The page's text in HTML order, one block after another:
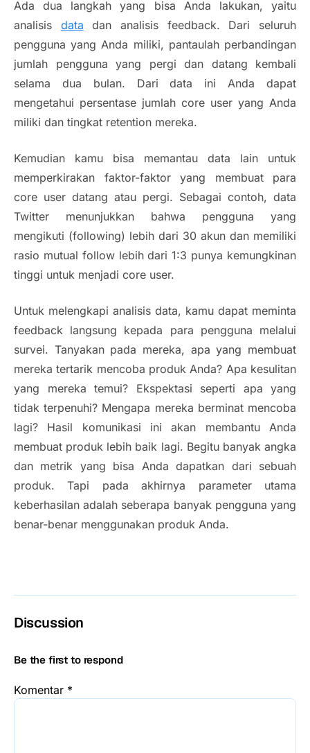
Ada dua langkah yang bisa Anda lakukan, yaitu
analisis data dan analisis feedback. Dari seluruh
pengguna yang Anda miliki, pantaulah perbandingan
jumlah pengguna yang pergi dan datang kembali
selama dua bulan. Dari data ini Anda dapat
mengetahui persentase jumlah core user yang Anda
miliki dan tingkat retention mereka.
Kemudian kamu bisa memantau data lain untuk
memperkirakan faktor-faktor yang membuat para
core user datang atau pergi. Sebagai contoh, data
Twitter menunjukkan bahwa pengguna yang
mengikuti (following) lebih dari 30 akun dan memiliki
rasio mutual follow lebih dari 1:3 punya kemungkinan
tinggi untuk menjadi core user.
Untuk melengkapi analisis data, kamu dapat meminta
feedback langsung kepada para pengguna melalui
survei. Tanyakan pada mereka, apa yang membuat
mereka tertarik mencoba produk Anda? Apa kesulitan
yang mereka temui? Ekspektasi seperti apa yang
tidak terpenuhi? Mengapa mereka berminat mencoba
lagi? Hasil komunikasi ini akan membantu Anda
membuat produk lebih baik lagi. Begitu banyak angka
dan metrik yang bisa Anda dapatkan dari sebuah
produk. Tapi pada akhirnya parameter utama
keberhasilan adalah seberapa banyak pengguna yang
benar-benar menggunakan produk Anda.
Discussion
Be the first to respond
Komentar *